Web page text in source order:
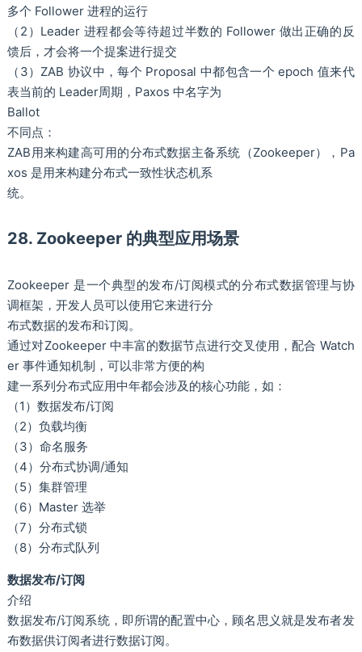
多个 Follower 进程的运行
（2）Leader 进程都会等待超过半数的 Follower 做出正确的反
馈后，才会将一个提案进行提交
（3）ZAB 协议中，每个 Proposal 中都包含一个 epoch 值来代
表当前的 Leader周期，Paxos 中名字为
Ballot
不同点：
ZAB用来构建高可用的分布式数据主备系统（Zookeeper），Pa
xos 是用来构建分布式一致性状态机系
统。
28. Zookeeper 的典型应用场景
Zookeeper 是一个典型的发布/订阅模式的分布式数据管理与协
调框架，开发人员可以使用它来进行分
布式数据的发布和订阅。
通过对Zookeeper 中丰富的数据节点进行交叉使用，配合 Watch
er 事件通知机制，可以非常方便的构
建一系列分布式应用中年都会涉及的核心功能，如：
（1）数据发布/订阅
（2）负载均衡
（3）命名服务
（4）分布式协调/通知
（5）集群管理
（6）Master 选举
（7）分布式锁
（8）分布式队列
数据发布/订阅
介绍
数据发布/订阅系统，即所谓的配置中心，顾名思义就是发布者发
布数据供订阅者进行数据订阅。